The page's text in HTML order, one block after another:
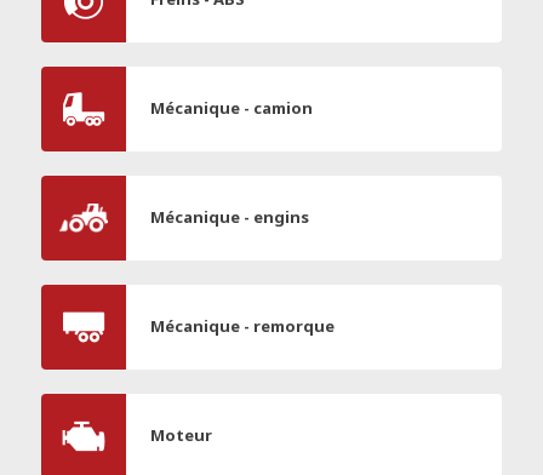
Mécanique - camion
Mécanique - engins
Mécanique - remorque
Moteur